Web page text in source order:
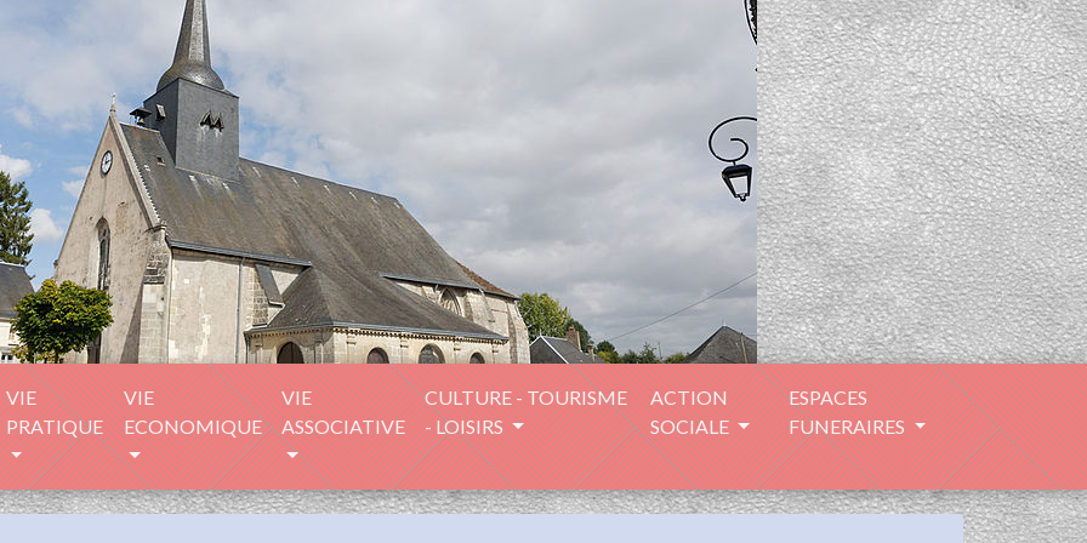
VIE
PRATIQUE
VIE
ECONOMIQUE
VIE
ASSOCIATIVE
CULTURE - TOURISME
- LOISIRS
ACTION
SOCIALE
ESPACES
FUNERAIRES